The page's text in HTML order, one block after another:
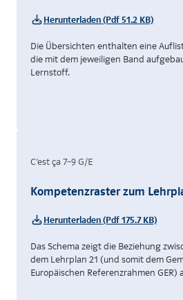
Herunterladen (Pdf 51.2 KB)
Die Übersichten enthalten eine
die mit dem jeweiligen Band
Lernstoff.
C’est ça 7–9 G/E
Kompetenzraster zum
Herunterladen (Pdf 175.7 KB)
Das Schema zeigt die Beziehung
dem Lehrplan 21 (und somit dem
Europäischen Referenzrahmen GER)